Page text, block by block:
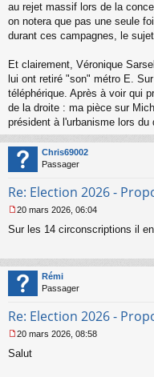
au rejet massif lors de la
on notera que pas une seule
durant ces campagnes, le
Et clairement, Véronique
lui ont retiré "son" métro E.
téléphérique. Après à voir qui
de la droite : ma pièce sur
président à l'urbanisme lors du
Chris69002
Passager
Re: Election 2026 -
e
a
g
e
o
l
u
20 mars 2026, 06:04
Sur les 14 circonscriptions il
Rémi
Passager
Re: Election 2026 -
e
20 mars 2026, 08:58
Salut